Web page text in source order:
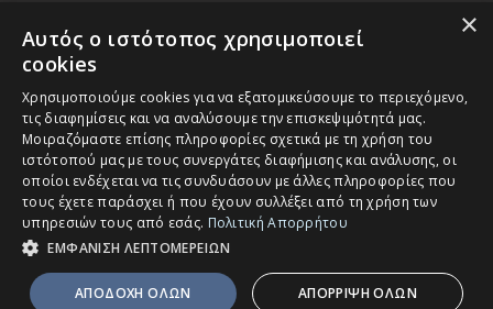
Βόρεια Προάστια
Νέο Ηράκλειο - Μαρούσι
Ζαλοκώστα 18 & Εμμανουήλ Παπαδάκη 12, T.K.:
14121, Τηλ:210 2712588
© Copyright - IEK MASTER -Enfold Theme by Kriesi
×
Αυτός ο ιστότοπος χρησιμοποιεί
cookies
Χρησιμοποιούμε cookies για να εξατομικεύσουμε το περιεχόμενο,
τις διαφημίσεις και να αναλύσουμε την επισκεψιμότητά μας.
Μοιραζόμαστε επίσης πληροφορίες σχετικά με τη χρήση του
ιστότοπού μας με τους συνεργάτες διαφήμισης και ανάλυσης, οι
οποίοι ενδέχεται να τις συνδυάσουν με άλλες πληροφορίες που
τους έχετε παράσχει ή που έχουν συλλέξει από τη χρήση των
υπηρεσιών τους από εσάς. Πολιτική Απορρήτου
ΕΜΦΑΝΙΣΗ ΛΕΠΤΟΜΕΡΕΙΩΝ
ΑΠΟΔΟΧΗ ΟΛΩΝ ΑΠΟΡΡΙΨΗ ΟΛΩΝ